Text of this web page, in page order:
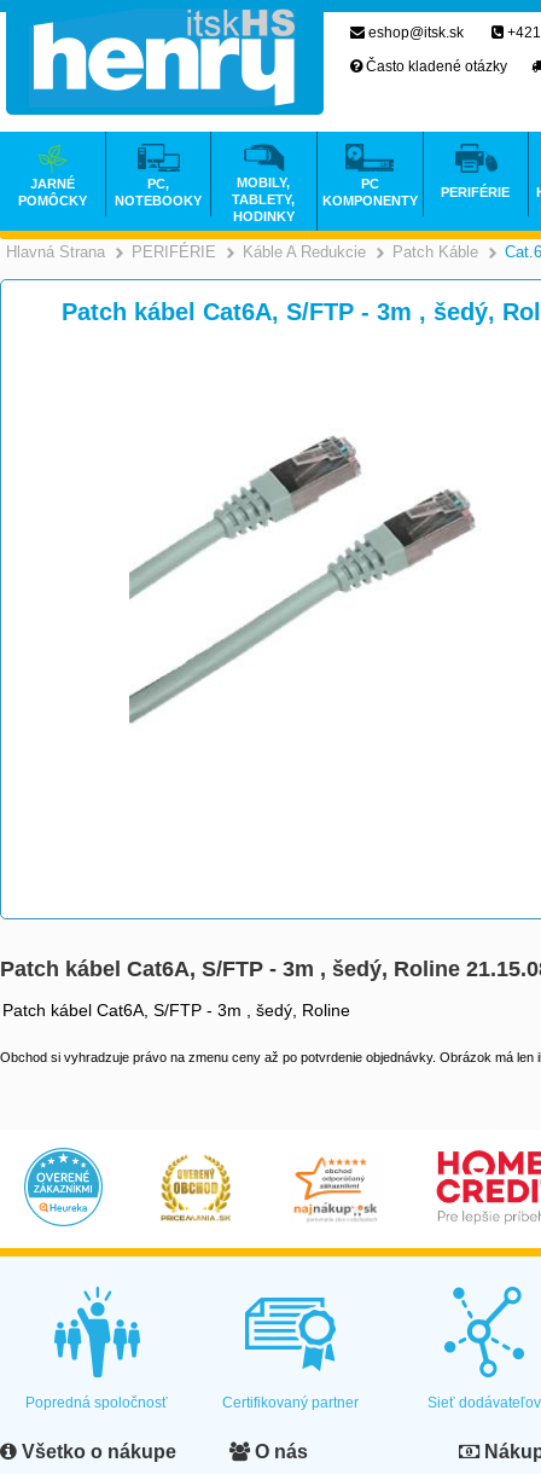
Hlavná Strana >
PERIFÉRIE >
Káble A Redukcie >
Patch Káble
Patch kábel Cat6A, S/FTP - 3m , šedý,
Patch kábel Cat6A, S/FTP - 3m , šedý, Roline
Patch kábel Cat6A, S/FTP - 3m , šedý, Roline
Obchod si vyhradzuje právo na zmenu ceny až po potvrdenie objednávky. Obrázok má len
eshop@itsk.sk
Často kladené otázky
JARNÉ
POMÔCKY
PC,
NOTEBOOKY
MOBILY,
TABLETY,
HODINKY
PC
KOMPONENTY
PERIFÉRIE
Popredná spoločnosť Certifikovaný partner Sieť dodávateľov
Všetko o nákupe O nás